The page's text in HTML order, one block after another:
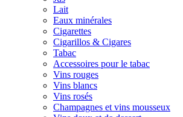
Lait
Eaux minérales
Cigarettes
Cigarillos & Cigares
Tabac
Accessoires pour le tabac
Vins rouges
Vins blancs
Vins rosés
Champagnes et vins mousseux